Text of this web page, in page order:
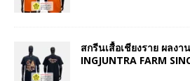
สกรีนเสื้อเชียงราย ผลงา
INGJUNTRA FARM